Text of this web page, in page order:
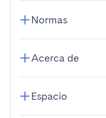
Normas
Acerca de
Espacio